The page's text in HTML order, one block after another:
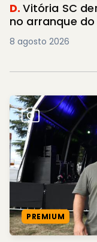
D.Vitória SC
no arranque
8 agosto 2026
PREMIUM